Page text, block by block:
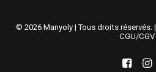
© 2026 Manyoly | Tous droits réservés. |
CGU/CGV